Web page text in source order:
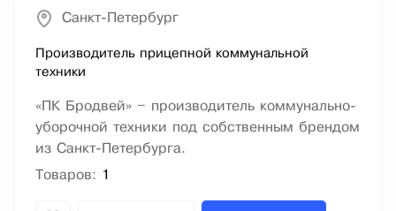
Санкт-Петербург
Производитель прицепной коммунальной
техники
«ПК Бродвей» – производитель коммунально-
уборочной техники под собственным брендом
из Санкт-Петербурга.
Товаров: 1